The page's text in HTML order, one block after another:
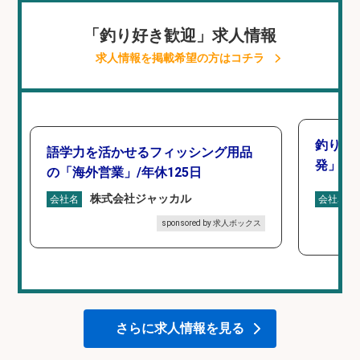
「釣り好き歓迎」求人情報
求人情報を掲載希望の方はコチラ
語学力を活かせるフィッシング用品
の「海外営業」/年休125日
会社名 株式会社ジャッカル
sponsored by 求人ボックス
釣り好
発」/
会社名
さらに求人情報を見る